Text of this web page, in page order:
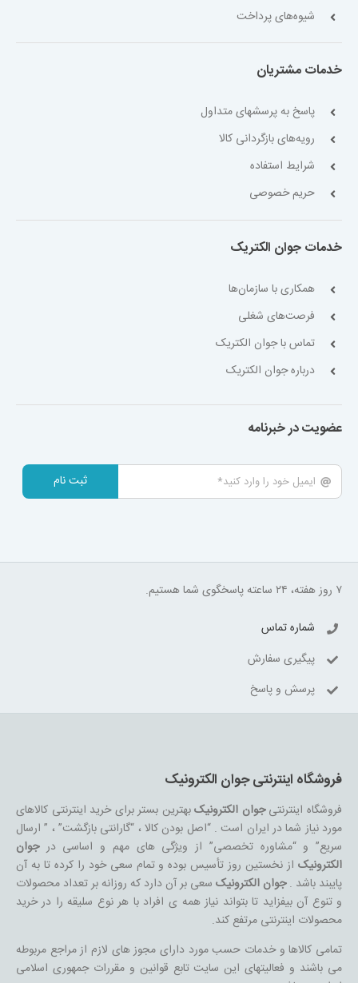
شیوه‌های پرداخت
خدمات مشتریان
پاسخ به پرسشهای متداول
رویه‌های بازگردانی کالا
شرایط استفاده
حریم خصوصی
خدمات جوان الکتریک
همکاری با سازمان‌ها
فرصت‌های شغلی
تماس با جوان الکتریک
درباره جوان الکتریک
عضویت در خبرنامه
ثبت نام
۷ روز هفته، ۲۴ ساعته پاسخگوی شما هستیم.
شماره تماس
پیگیری سفارش
پرسش و پاسخ
فروشگاه اینترنتی جوان الکترونیک
فروشگاه اینترنتیجوان الکترونیکبهترین بستر برای خرید اینترنتی کالاهای
مورد نیاز شما در ایران است . “اصل بودن کالا ، “گارانتی بازگشت” ، ” ارسال
سریع” و “مشاوره تخصصی” از ویژگی های مهم و اساسی درجوان
الکترونیکاز نخستین روز تأسیس بوده و تمام سعی خود را کرده تا به آن
پایبند باشد .جوان الکترونیکسعی بر آن دارد که روزانه بر تعداد محصولات
و تنوع آن بیفزاید تا بتواند نیاز همه ی افراد با هر نوع سلیقه را در خرید
محصولات اینترنتی مرتفع کند.
تمامی کالاها و خدمات حسب مورد دارای مجوز های لازم از مراجع مربوطه
می باشند و فعالیتهای این سایت تابع قوانین و مقررات جمهوری اسلامی